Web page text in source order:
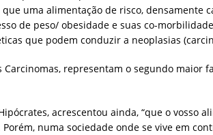
uma alimentação de risco, densamente
de peso/ obesidade e suas co-
que podem conduzir a neoplasias
Carcinomas, representam o segundo maior
acrescentou ainda, “que o vosso
Porém, numa sociedade onde se vive em